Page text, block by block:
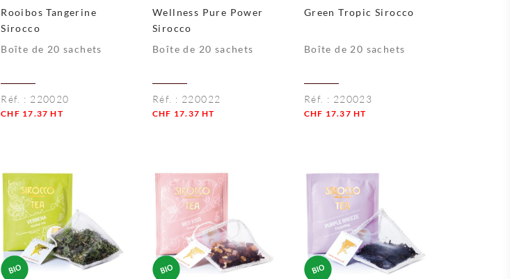
Rooibos Tangerine
Sirocco
Boîte de 20 sachets
Réf. : 220020
CHF 17.37 HT
Wellness Pure Power
Sirocco
Boîte de 20 sachets
Réf. : 220022
CHF 17.37 HT
Green Tropic Sirocco
Boîte de 20 sachets
Réf. : 220023
CHF 17.37 HT